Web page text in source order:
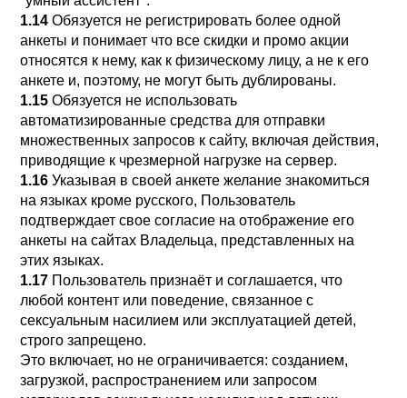
1.14 Обязуется не регистрировать более одной
анкеты и понимает что все скидки и промо акции
относятся к нему, как к физическому лицу, а не к его
анкете и, поэтому, не могут быть дублированы.
1.15 Обязуется не использовать
автоматизированные средства для отправки
множественных запросов к сайту, включая действия,
приводящие к чрезмерной нагрузке на сервер.
1.16Указывая в своей анкете желание знакомиться
на языках кроме русского, Пользователь
подтверждает свое согласие на отображение его
анкеты на сайтах Владельца, представленных на
этих языках.
1.17 Пользователь признаёт и соглашается, что
любой контент или поведение, связанное с
сексуальным насилием или эксплуатацией детей,
строго запрещено.
Это включает, но не ограничивается: созданием,
загрузкой, распространением или запросом